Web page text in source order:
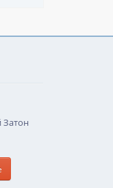
Затон